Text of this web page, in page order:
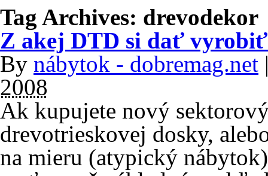
Tag Archives: drevodekor
Z akej DTD si dať
By nábytok - dobremag.net
2008
Ak kupujete nový
drevotrieskovej dosky,
na mieru (atypický